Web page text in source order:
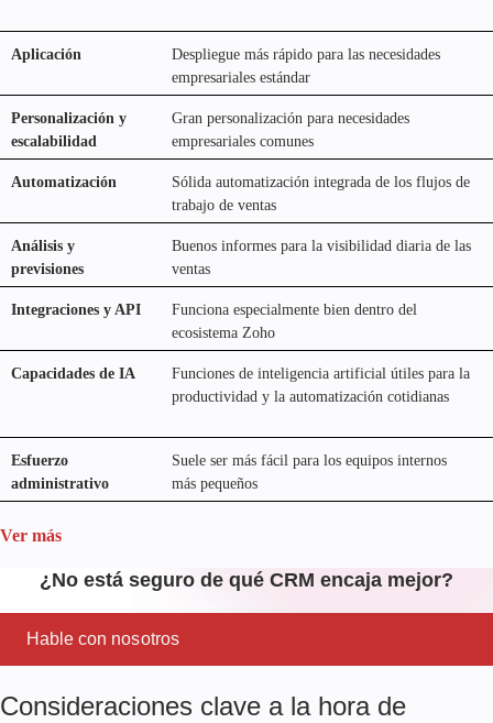
Aplicación
Despliegue más rápido para las necesidades
empresariales estándar
Personalización y
escalabilidad
Gran personalización para necesidades
empresariales comunes
Automatización
Sólida automatización integrada de los flujos de
trabajo de ventas
Análisis y
previsiones
Buenos informes para la visibilidad diaria de las
ventas
Integraciones y API
Funciona especialmente bien dentro del
ecosistema Zoho
Capacidades de IA
Funciones de inteligencia artificial útiles para la
productividad y la automatización cotidianas
Esfuerzo
administrativo
Suele ser más fácil para los equipos internos
más pequeños
Ver más
¿No está seguro de qué CRM encaja mejor?
Hable con nosotros
Consideraciones clave a la hora de